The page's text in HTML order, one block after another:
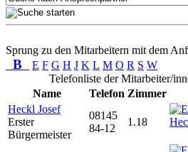
Sprung zu den Mitarbeitern mit dem
B E F G H J K L M O R S W
Telefonliste der Mitarbeiter/
Name
Telefon Zimmer
Heckl Josef
Erster
Bürgermeister
08145
84-12
1.18